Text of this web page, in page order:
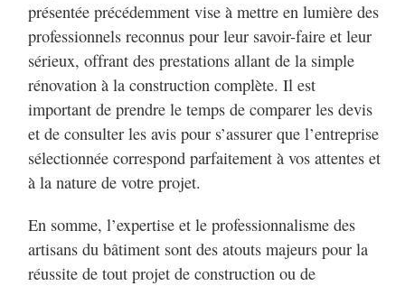
présentée précédemment vise à mettre en lumière des
professionnels reconnus pour leur savoir-faire et leur
sérieux, offrant des prestations allant de la simple
rénovation à la construction complète. Il est
important de prendre le temps de comparer les devis
et de consulter les avis pour s’assurer que l’entreprise
sélectionnée correspond parfaitement à vos attentes et
à la nature de votre projet.
En somme, l’expertise et le professionnalisme des
artisans du bâtiment sont des atouts majeurs pour la
réussite de tout projet de construction ou de